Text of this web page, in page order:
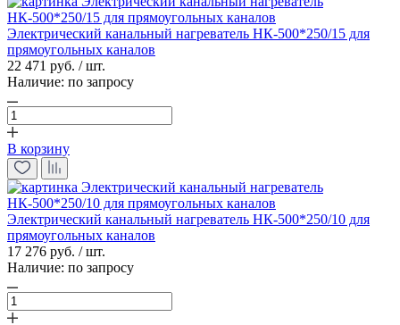
Электрический канальный нагреватель НК-500*250/15 для
прямоугольных каналов
22 471 руб. / шт.
Наличие: по запросу
В корзину
Электрический канальный нагреватель НК-500*250/10 для
прямоугольных каналов
17 276 руб. / шт.
Наличие: по запросу